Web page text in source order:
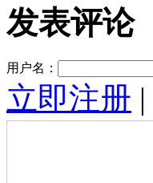
发表评论
用户名：
立即注册 |